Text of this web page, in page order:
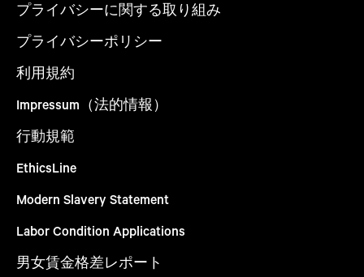
プライバシーに関する取り組み
プライバシーポリシー
利用規約
Impressum（法的情報）
行動規範
EthicsLine
Modern Slavery Statement
Labor Condition Applications
男女賃金格差レポート